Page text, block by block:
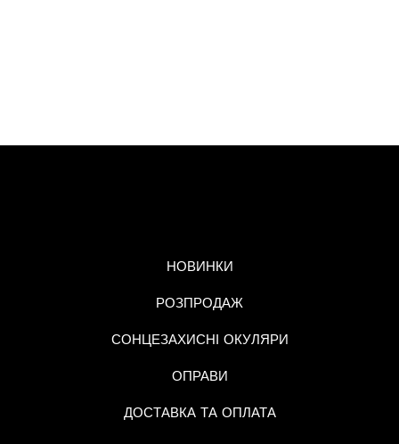
НОВИНКИ
РОЗПРОДАЖ
СОНЦЕЗАХИСНІ ОКУЛЯРИ
ОПРАВИ
ДОСТАВКА ТА ОПЛАТА